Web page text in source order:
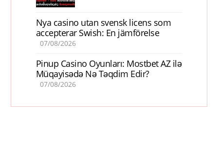
Nya casino utan svensk licens som
accepterar Swish: En jämförelse
07/08/2026
Pinup Casino Oyunları: Mostbet AZ ilə
Müqayisədə Nə Təqdim Edir?
07/08/2026